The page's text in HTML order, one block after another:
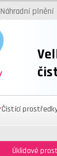
Náhradní plnění
Čistící
Úklidové